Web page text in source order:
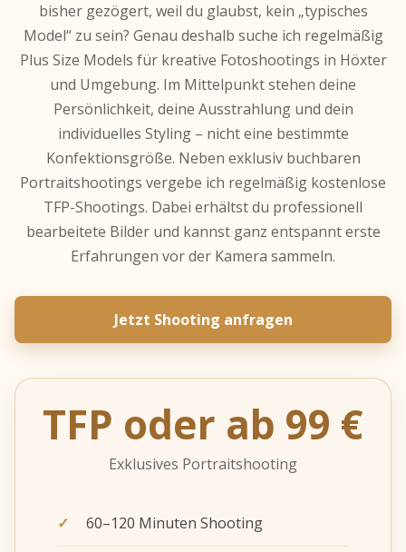
bisher gezögert, weil du glaubst, kein „typisches
Model“ zu sein? Genau deshalb suche ich regelmäßig
Plus Size Models für kreative Fotoshootings in Höxter
und Umgebung. Im Mittelpunkt stehen deine
Persönlichkeit, deine Ausstrahlung und dein
individuelles Styling – nicht eine bestimmte
Konfektionsgröße. Neben exklusiv buchbaren
Portraitshootings vergebe ich regelmäßig kostenlose
TFP-Shootings. Dabei erhältst du professionell
bearbeitete Bilder und kannst ganz entspannt erste
Erfahrungen vor der Kamera sammeln.
Jetzt Shooting anfragen
TFP oder ab 99 €
Exklusives Portraitshooting
60–120 Minuten Shooting